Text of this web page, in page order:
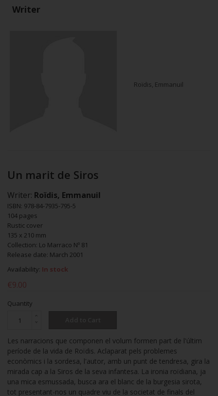
Writer
Roïdis, Emmanuil
Un marit de Siros
Writer: Roïdis, Emmanuil
ISBN: 978-84-7935-795-5
104 pages
Rustic cover
135 x 210 mm
Collection: Lo Marraco Nº 81
Release date: March 2001
Availability: In stock
€9.00
Quantity
Les narracions que componen el volum formen part de l'últim
període de la vida de Roïdis. Aclaparat pels problemes
econòmics i la sordesa, l'autor, amb un punt de tendresa, gira la
mirada cap a la Siros de la seva infantesa. La ironia roïdiana, ja
una mica esmussada, busca ara el blanc de la burgesia sirota,
tot presentant-nos un quadre viu de la societat de finals del